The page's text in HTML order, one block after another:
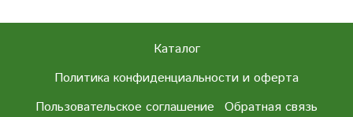
Каталог
Политика конфиденциальности и оферта
Пользовательское соглашение
Обратная связь